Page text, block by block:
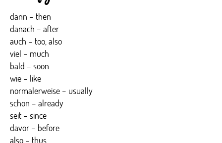
dann – then
danach – after
auch – too, also
viel – much
bald – soon
wie – like
normalerweise – usually
schon – already
seit – since
davor – before
also – thus